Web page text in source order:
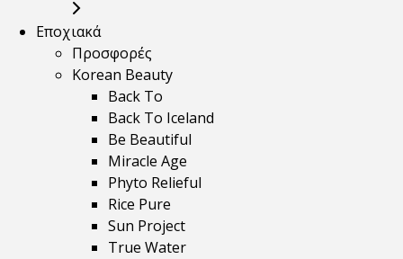
Εποχιακά
Προσφορές
Korean Beauty
Back To
Back To Iceland
Be Beautiful
Miracle Age
Phyto Relieful
Rice Pure
Sun Project
True Water